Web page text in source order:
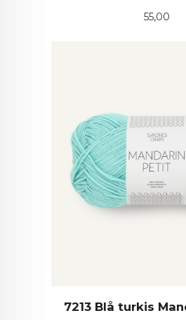
Pris
55,00
7213 Blå turkis